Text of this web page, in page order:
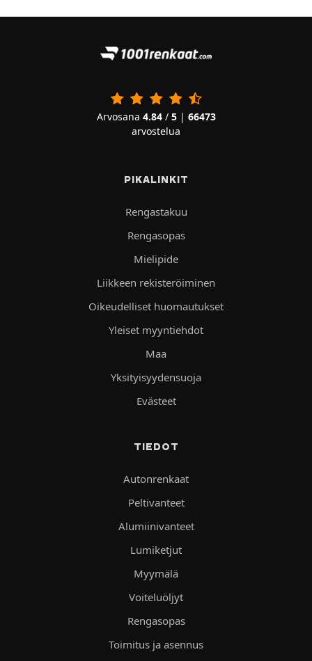
Arvosana 4.84/ 5| 66473
arvostelua
PIKALINKIT
Rengastakuu
Rengasopas
Mielipide
Liikkeen rekisteröiminen
Oikeudelliset huomautukset
Yleiset myyntiehdot
Maa
Yksityisyydensuoja
Evästeet
TIEDOT
Autonrenkaat
Peltivanteet
Alumiinivanteet
Lumiketjut
Myymälä
Voiteluöljyt
Rengasopas
Toimitus ja asennus